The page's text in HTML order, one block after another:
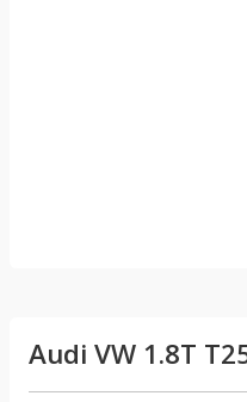
Audi VW 1.8T